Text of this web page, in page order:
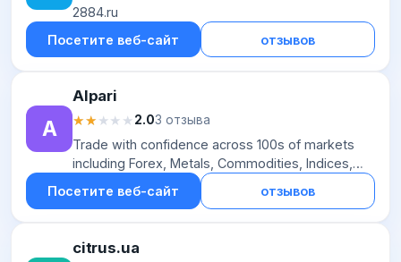
2884.ru
Посетите веб-сайт
отзывов
A
Alpari
★★★★★
★★★★★2.03 отзыва
Trade with confidence across 100s of markets
including Forex, Metals, Commodities, Indices,
Crypto, & Stocks. Secure platform, spreads from
zero, and 24/5 support.
Посетите веб-сайт отзывов
citrus.ua